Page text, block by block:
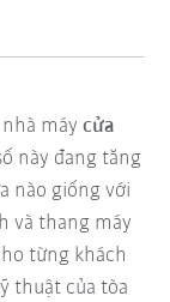
nhà máycửa
này đang tăng
nào giống với
và thang máy
từng khách
thuật của tòa